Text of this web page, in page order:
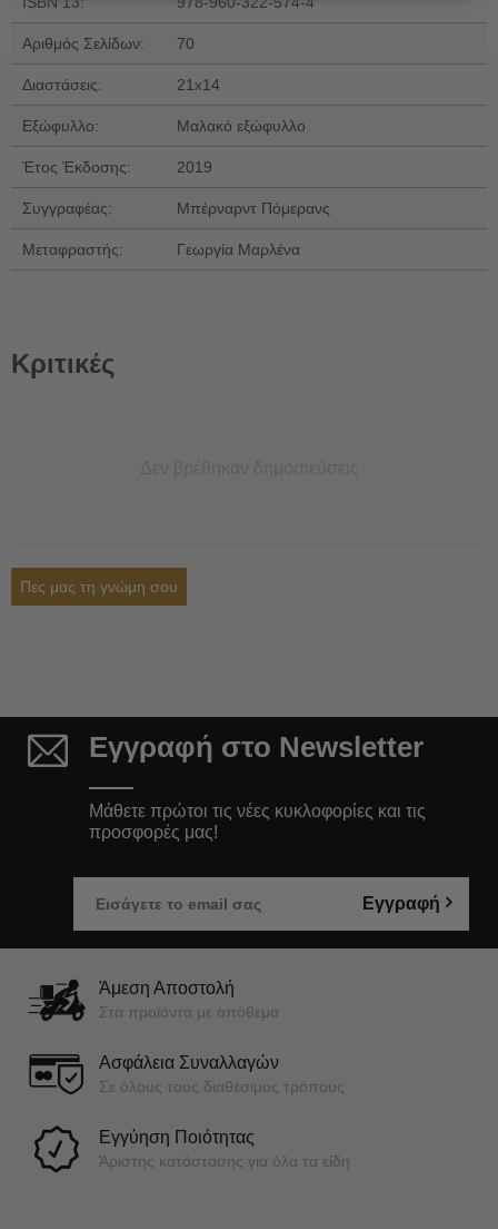
Αριθμός Σελίδων: 70
Διαστάσεις: 21x14
Εξώφυλλο: Μαλακό εξώφυλλο
Έτος Έκδοσης: 2019
Συγγραφέας: Μπέρναρντ Πόμερανς
Μεταφραστής: Γεωργία Μαρλένα
Κριτικές
Πες μας τη γνώμη σου
Εγγραφή στο Newsletter
Μάθετε πρώτοι τις νέες κυκλοφορίες και τις
προσφορές μας!
Εγγραφή
Άμεση Αποστολή
Στα προϊόντα με απόθεμα
Ασφάλεια Συναλλαγών
Σε όλους τους διαθέσιμος τρόπους
Εγγύηση Ποιότητας
Άριστης κατάστασης για όλα τα είδη